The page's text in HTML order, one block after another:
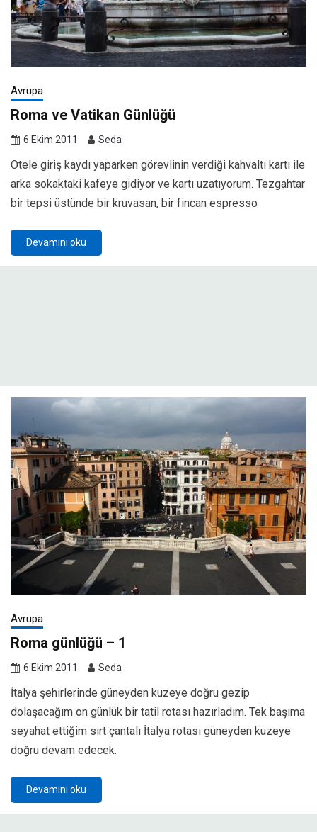
Avrupa
Roma ve Vatikan Günlüğü
6 Ekim 2011 Seda
Otele giriş kaydı yaparken görevlinin verdiği kahvaltı kartı ile
arka sokaktaki kafeye gidiyor ve kartı uzatıyorum. Tezgahtar
bir tepsi üstünde bir kruvasan, bir fincan espresso
Devamını oku
Avrupa
Roma günlüğü – 1
6 Ekim 2011 Seda
İtalya şehirlerinde güneyden kuzeye doğru gezip
dolaşacağım on günlük bir tatil rotası hazırladım. Tek başıma
seyahat ettiğim sırt çantalı İtalya rotası güneyden kuzeye
doğru devam edecek.
Devamını oku